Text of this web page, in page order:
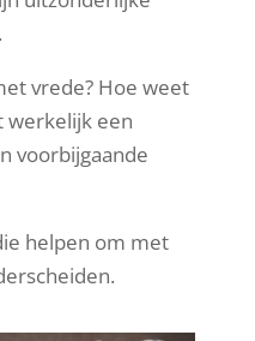
vrede? Hoe weet
werkelijk een
voorbijgaande
helpen om met